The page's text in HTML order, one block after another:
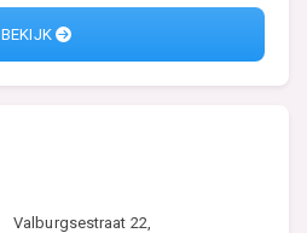
BEKIJK
Valburgsestraat 22,